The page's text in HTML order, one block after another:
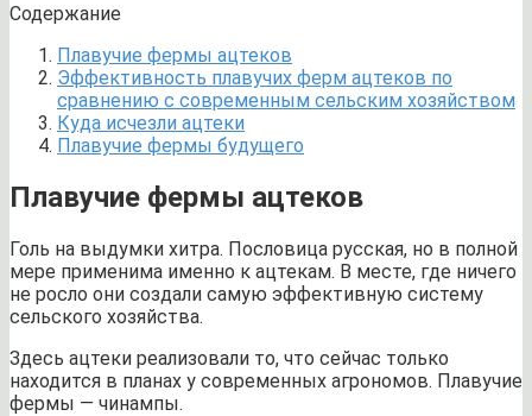
Содержание
Плавучие фермы ацтеков
Эффективность плавучих ферм ацтеков по
сравнению с современным сельским хозяйством
Куда исчезли ацтеки
Плавучие фермы будущего
Плавучие фермы ацтеков
Голь на выдумки хитра. Пословица русская, но в полной
мере применима именно к ацтекам. В месте, где ничего
не росло они создали самую эффективную систему
сельского хозяйства.
Здесь ацтеки реализовали то, что сейчас только
находится в планах у современных агрономов. Плавучие
фермы — чинампы.